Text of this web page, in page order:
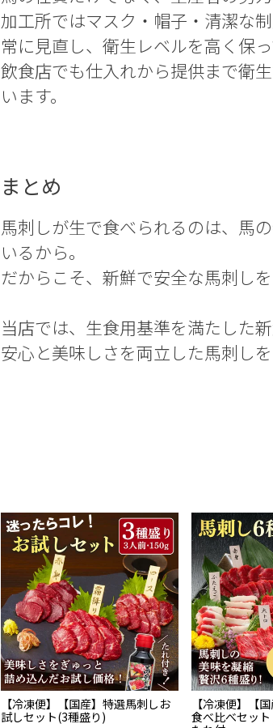
加工所ではマスク・帽子・清潔な
常に見直し、衛生レベルを高く保っ
飲食店でも仕入れから提供まで衛
います。
まとめ
馬刺しが生で食べられるのは、馬
いるから。
だからこそ、新鮮で安全な馬刺し
当店では、生食用基準を満たした
安心と美味しさを両立した馬刺し
【冷凍便】【国産】特選馬刺しお
試しセット(3種盛り)
【冷凍便】【
食べ比べセッ